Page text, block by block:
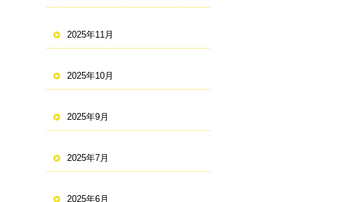
2025年11月
2025年10月
2025年9月
2025年7月
2025年6月